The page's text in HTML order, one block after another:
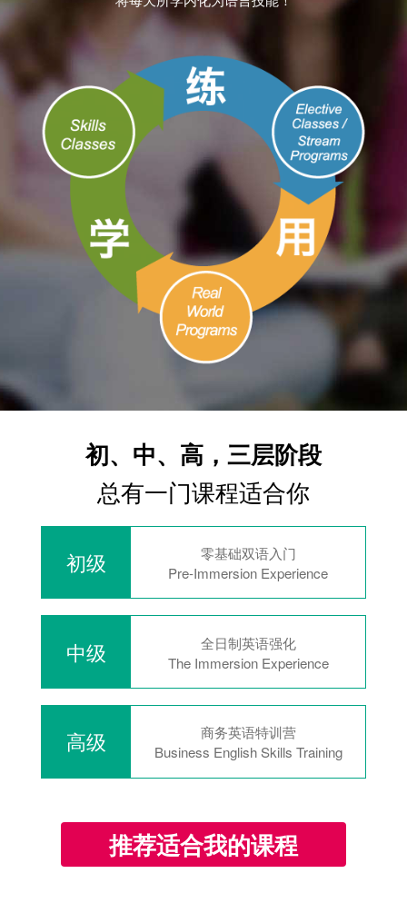
初、中、高，三层阶段
总有一门课程适合你
初级
零基础双语入门
Pre-Immersion Experience
中级
全日制英语强化
The Immersion Experience
高级
商务英语特训营
Business English Skills Training
推荐适合我的课程